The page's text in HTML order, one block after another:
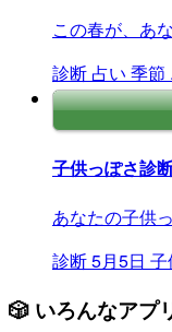
この春が、あ
診断 占い 季節
子供っぽさ診
あなたの子供
診断5月5日 子
🎲 いろんなアプ